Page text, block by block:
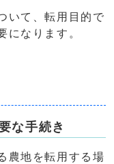
いて、転用目的で
になります。
な手続き
農地を転用する場